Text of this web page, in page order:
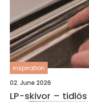
inspiration
02. June 2026
LP-skivor –